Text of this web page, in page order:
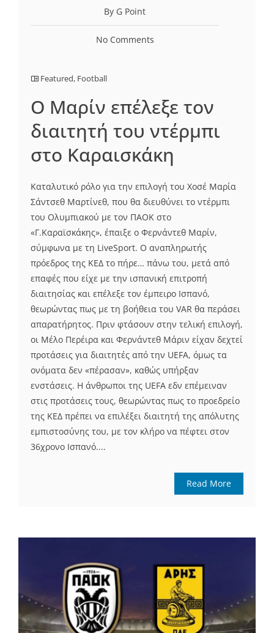
By G Point
No Comments
Featured, Football
Ο Μαρίν επέλεξε τον
διαιτητή του ντέρμπι
στο Καραισκάκη
Καταλυτικό ρόλο για την επιλογή του Χοσέ Μαρία
Σάντσεθ Μαρτίνεθ, που θα διευθύνει το ντέρμπι
του Ολυμπιακού με τον ΠΑΟΚ στο
«Γ.Καραϊσκάκης», έπαιξε ο Φερνάντεθ Μαρίν,
σύμφωνα με τη LiveSport. Ο αναπληρωτής
πρόεδρος της ΚΕΔ το πήρε… πάνω του, μετά από
επαφές που είχε με την ισπανική επιτροπή
διαιτησίας και επέλεξε τον έμπειρο Ισπανό,
θεωρώντας πως με τη βοήθεια του VAR θα περάσει
απαρατήρητος. Πριν φτάσουν στην τελική επιλογή,
οι Μέλο Περέιρα και Φερνάντεθ Μάριν είχαν δεχτεί
προτάσεις για διαιτητές από την UEFA, όμως τα
ονόματα δεν «πέρασαν», καθώς υπήρξαν
ενστάσεις. Η άνθρωποι της UEFA εδν επέμειναν
στις προτάσεις τους, θεωρώντας πως το προεδρείο
της ΚΕΔ πρέπει να επιλέξει διαιτητή της απόλυτης
εμπιστοσύνης του, με τον κλήρο να πέφτει στον
36χρονο Ισπανό....
Read More